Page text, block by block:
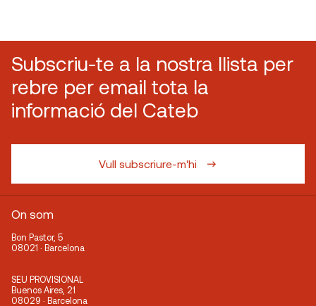
Subscriu-te a la nostra llista per
rebre per email tota la
informació del Cateb
Vull subscriure-m'hi
On som
Bon Pastor, 5
08021 · Barcelona
SEU PROVISIONAL
Buenos Aires, 21
08029 · Barcelona